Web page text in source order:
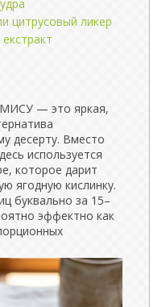
цитрусовый ликер
— это яркая,
десерту. Вместо
используется
которое дарит
ягодную кислинку.
буквально за 15–
эффектно как